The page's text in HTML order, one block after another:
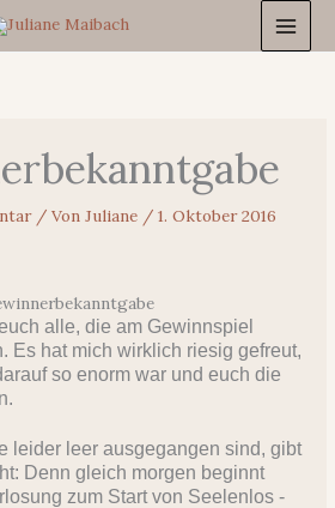
/ VonJuliane /1. Oktober 2016
alle, die am Gewinnspiel
Es hat mich wirklich riesig gefreut,
so enorm war und euch die
leider leer ausgegangen sind, gibt
Denn gleich morgen beginnt
zum Start von Seelenlos -